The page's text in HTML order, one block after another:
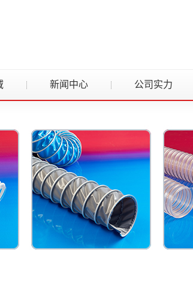
新闻中心 公司实力